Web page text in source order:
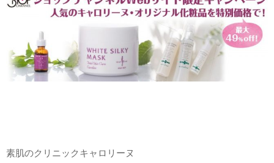
素肌のクリニックキャロリーヌ